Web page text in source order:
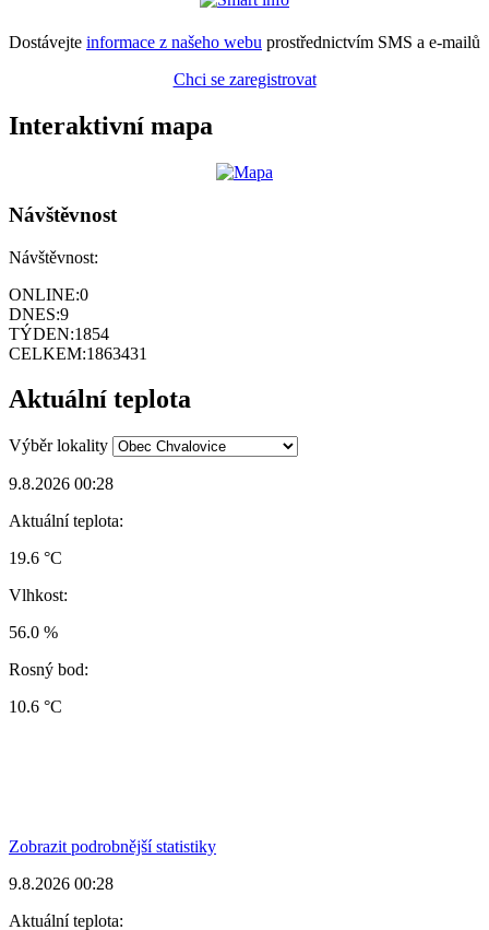
Dostávejte informace z našeho webu prostřednictvím SMS a e-mailů
Chci se zaregistrovat
Interaktivní mapa
Návštěvnost
Návštěvnost:
ONLINE:0
DNES:9
TÝDEN:1854
CELKEM:1863431
Aktuální teplota
Výběr lokality
9.8.2026 00:28
Aktuální teplota:
19.6 °C
Vlhkost:
56.0 %
Rosný bod:
10.6 °C
Zobrazit podrobnější statistiky
9.8.2026 00:28
Aktuální teplota: